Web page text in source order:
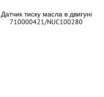
Датчик тиску масла в двигуні
710000421/NUC100280